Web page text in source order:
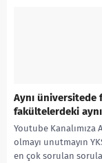
Aynı üniversitede
fakültelerdeki
Youtube Kanalımıza
olmayı unutmayın
en çok sorulan